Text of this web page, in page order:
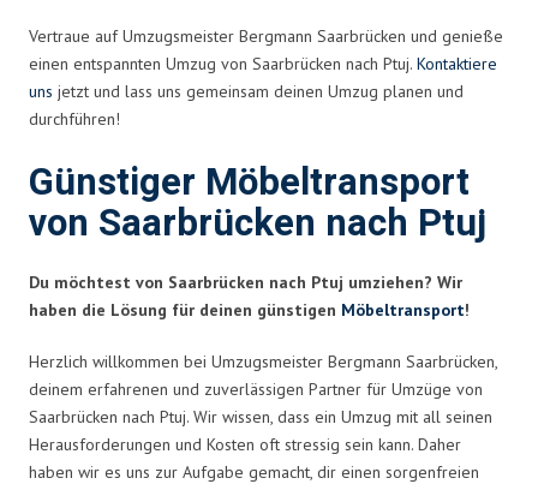
Vertraue auf Umzugsmeister Bergmann Saarbrücken und genieße
einen entspannten Umzug von Saarbrücken nach Ptuj. Kontaktiere
uns jetzt und lass uns gemeinsam deinen Umzug planen und
durchführen!
Günstiger Möbeltransport
von Saarbrücken nach Ptuj
Du möchtest von Saarbrücken nach Ptuj umziehen? Wir
haben die Lösung für deinen günstigen Möbeltransport!
Herzlich willkommen bei Umzugsmeister Bergmann Saarbrücken,
deinem erfahrenen und zuverlässigen Partner für Umzüge von
Saarbrücken nach Ptuj. Wir wissen, dass ein Umzug mit all seinen
Herausforderungen und Kosten oft stressig sein kann. Daher
haben wir es uns zur Aufgabe gemacht, dir einen sorgenfreien